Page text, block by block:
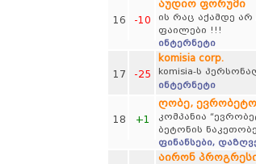
16 -10
აუდიო ფორუმი
ის რაც აქამდე
ფაილები !!!
ინტერნეტი
17 -25
komisia corp.
komisia-ს
ინტერნეტი
18 +1
ღობე,
კომპანია
ბეტონის
ფინანსები,
აირონ